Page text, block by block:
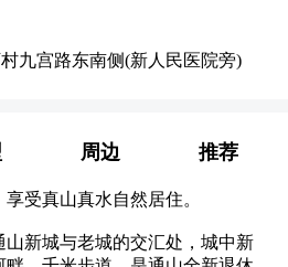
九宫路东南侧(新人民医院旁)
周边 推荐
受真山真水自然居住。
新城与老城的交汇处，城中新